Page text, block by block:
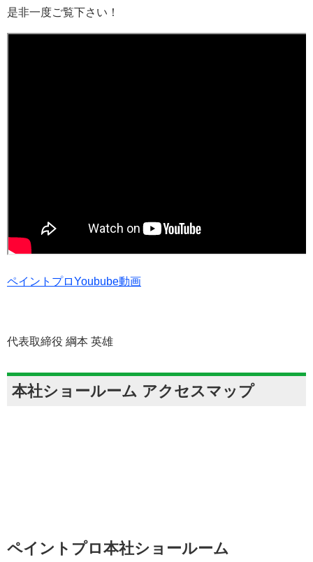
是非一度ご覧下さい！
ペイントプロYoubube動画
代表取締役 綱本 英雄
本社ショールーム アクセスマップ
ペイントプロ本社ショールーム